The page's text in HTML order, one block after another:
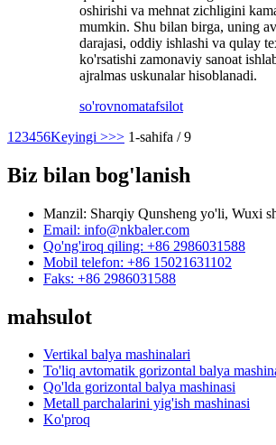
oshirishi va mehnat zichligini
mumkin. Shu bilan birga, uning
darajasi, oddiy ishlashi va qulay
ko'rsatishi zamonaviy sanoat
ajralmas uskunalar hisoblanadi.
so'rovnomatafsilot
1 23456Keyingi >>> 1-sahifa / 9
Biz bilan bog'lanish
Manzil: Sharqiy Qunsheng yo'li, Wuxi
Email: info@nkbaler.com
Qo'ng'iroq qiling: +86 2986031588
Mobil telefon: +86 15021631102
Faks: +86 2986031588
mahsulot
Vertikal balya mashinalari
To'liq avtomatik gorizontal balya
Qo'lda gorizontal balya mashinasi
Metall parchalarini yig'ish mashinasi
Ko'proq